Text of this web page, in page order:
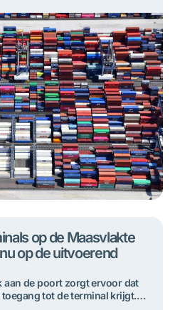
géén fraudegevoelige
containerlading
wordt hierdoor voortaan
Ophalen bij de
nog op de nieuwe […]
op de Maasvlakte
op de uitvoerend
aan de poort zorgt ervoor dat
tot de terminal krijgt.